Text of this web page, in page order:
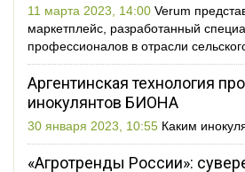
11 марта 2023, 14:00 Verum
маркетплейс, разработанный
профессионалов в отрасли
Аргентинская технология
инокулянтов БИОНА
30 января 2023, 10:55 Каким
«Агротренды России»: